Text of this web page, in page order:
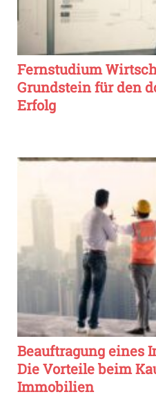
Fernstudium
Grundstein für den
Erfolg
Beauftragung eines
Die Vorteile beim
Immobilien